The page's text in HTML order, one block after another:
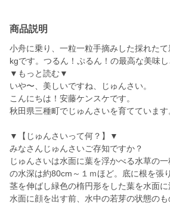
商品説明
小舟に乗り、一粒一粒手摘みした採れた
kgです。つるん！ぷるん！の最高な美味し
▼もっと読む▼
いや〜、美しいですね、じゅんさい。
こんにちは！安藤ケンスケです。
秋田県三種町でじゅんさいを育てています
▼【じゅんさいって何？】▼
みなさんじゅんさいご存知ですか？
じゅんさいは水面に葉を浮かべる水草の
の水深は約80cm～１ｍほど。底に根を張
茎を伸ばし緑色の楕円形をした葉を水面に
水面に顔を出す前、水中の若芽の状態のも